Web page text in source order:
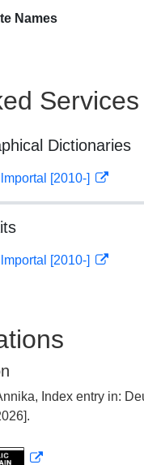
Names
Services
Dictionaries
[2010-]
[2010-]
Index entry in: